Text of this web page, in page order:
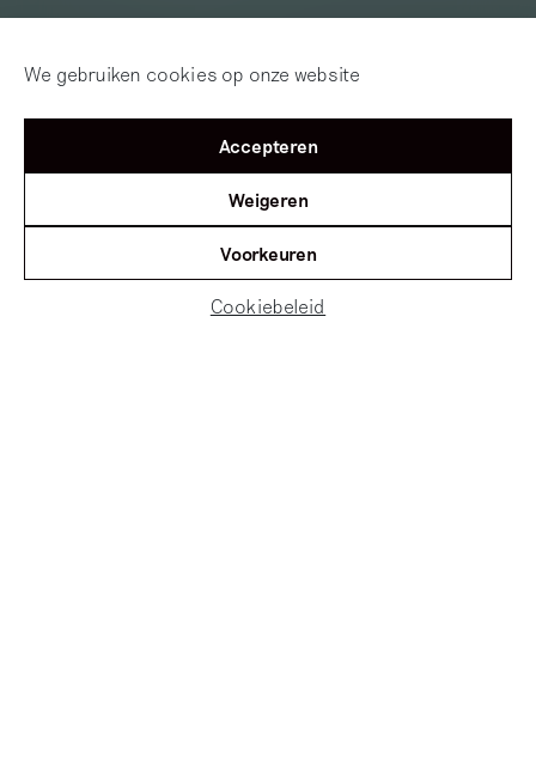
We gebruiken cookies op onze website
Accepteren
Weigeren
Voorkeuren
Cookiebeleid